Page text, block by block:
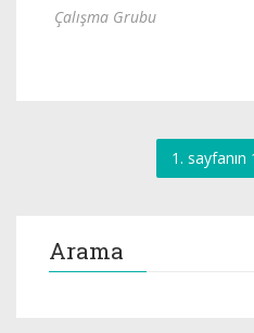
Çalışma Grubu
1. sayfanın
Arama